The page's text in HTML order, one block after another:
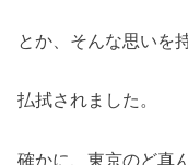
とか、そんな思いを
払拭されました。
確かに、東京のど真